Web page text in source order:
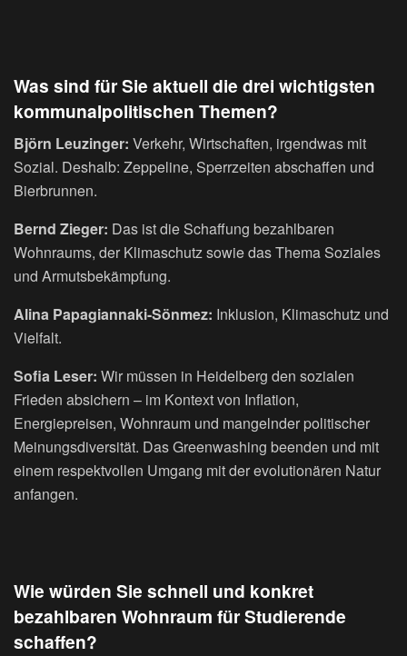
Was sind für Sie aktuell die drei wichtigsten
kommunalpolitischen Themen?
Björn Leuzinger: Verkehr, Wirtschaften, irgendwas mit
Sozial. Deshalb: Zeppeline, Sperrzeiten abschaffen und
Bierbrunnen.
Bernd Zieger: Das ist die Schaffung bezahlbaren
Wohnraums, der Klimaschutz sowie das Thema Soziales
und Armutsbekämpfung.
Alina Papagiannaki-Sönmez: Inklusion, Klimaschutz und
Vielfalt.
Sofia Leser: Wir müssen in Heidelberg den sozialen
Frieden absichern – im Kontext von Inflation,
Energiepreisen, Wohnraum und mangelnder politischer
Meinungsdiversität. Das Greenwashing beenden und mit
einem respektvollen Umgang mit der evolutionären Natur
anfangen.
Wie würden Sie schnell und konkret
bezahlbaren Wohnraum für Studierende
schaffen?